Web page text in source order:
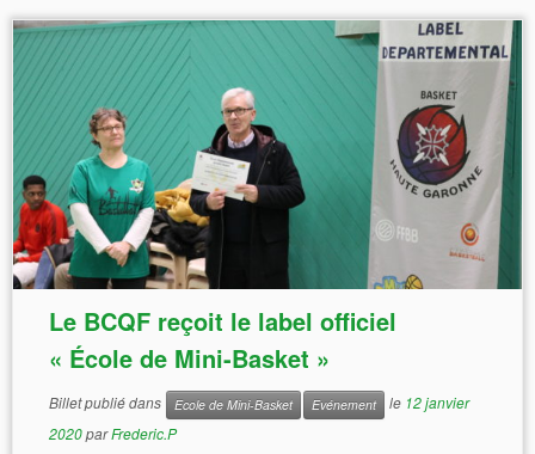
Le BCQF reçoit le label officiel
« École de Mini-Basket »
Billet publié dans Ecole de Mini-Basket Evénement le 12 janvier
2020parFrederic.P